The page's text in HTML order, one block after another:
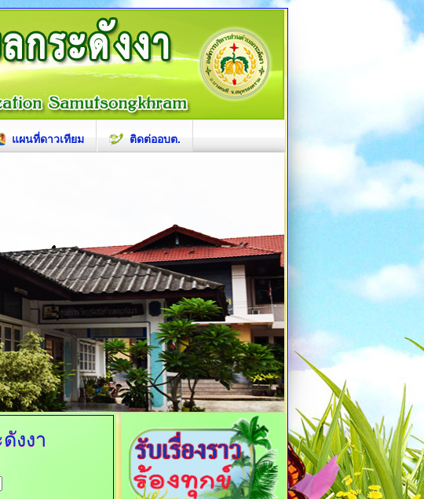
แผนที่ดาวเทียม ติดต่ออบต.
งงา